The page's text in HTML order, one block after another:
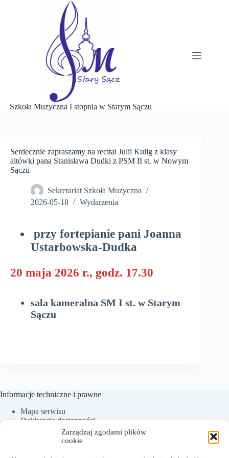
Zarządzaj zgodami plików
cookie
Szkoła Muzyczna I stopnia w Starym Sączu
Serdecznie zapraszamy na recital Julii Kulig z klasy
altówki pana Stanisława Dudki z PSM II st. w Nowym
Sączu
Sekretariat Szkoła Muzyczna
2026-05-18
Wydarzenia
przy fortepianie pani Joanna
Ustarbowska-Dudka
20 maja 2026 r., godz. 17.30
sala kameralna SM I st. w Starym
Sączu
Informacje techniczne i prawne
Mapa serwisu
Deklaracja dostępności
Ochrona Danych Osobowych
Polityka plików cookies (EU)